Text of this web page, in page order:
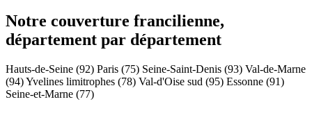
Notre couverture francilienne,
département par département
Hauts-de-Seine (92) Paris (75) Seine-Saint-Denis (93) Val-de-Marne
(94)Yvelines limitrophes (78) Val-d'Oise sud (95) Essonne (91)
Seine-et-Marne (77)